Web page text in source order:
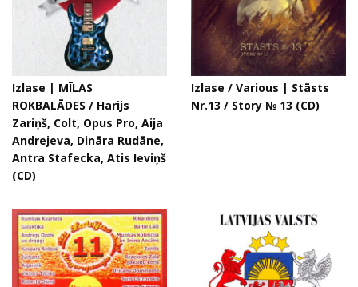
Izlase | MĪLAS
ROKBALĀDES / Harijs
Zariņš, Colt, Opus Pro, Aija
Andrejeva, Dināra Rudāne,
Antra Stafecka, Atis Ieviņš
(CD)
Izlase / Various | Stāsts
Nr.13 / Story № 13 (CD)